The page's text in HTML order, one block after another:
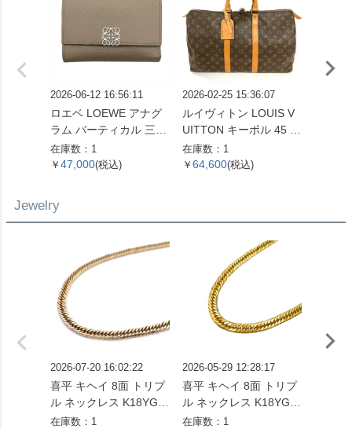
2026-06-12 16:56:11
ロエベ LOEWE アナグ
ラム バーティカル 三つ
折り財布 ベージュ シル
バー金具【中古】
在庫数：1
￥ 47,000(税込)
2026-02-25 15:36:07
ルイヴィトン LOUIS V
UITTON キーポル 45 ボ
ストンバッグ モノグラ
ム キャンバス M41428
在庫数：1
￥ 64,600(税込)
Jewelry
2026-07-20 16:02:22
喜平 キヘイ 8面 トリプ
ル ネックレス K18YG 1
0.4g【中古】
在庫数：1
2026-05-29 12:28:17
喜平 キヘイ 8面 トリプ
ル ネックレス K18YG 2
4.5g 60cm【中古】
在庫数：1